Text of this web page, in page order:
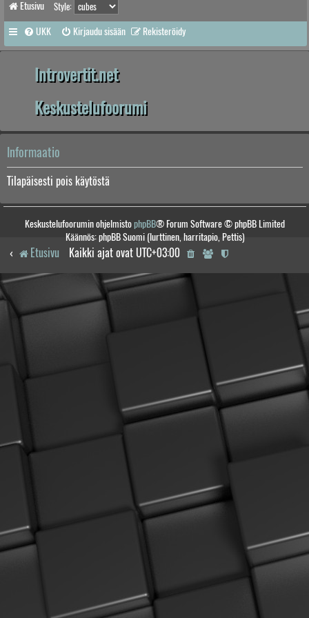
Etusivu Style:
UKK Kirjaudu sisään Rekisteröidy
Introvertit.net
Keskustelufoorumi
Informaatio
Tilapäisesti pois käytöstä
Keskustelufoorumin ohjelmistophpBB® Forum Software © phpBB Limited
Käännös: phpBB Suomi (lurttinen, harritapio, Pettis)
Etusivu Kaikki ajat ovat UTC+03:00